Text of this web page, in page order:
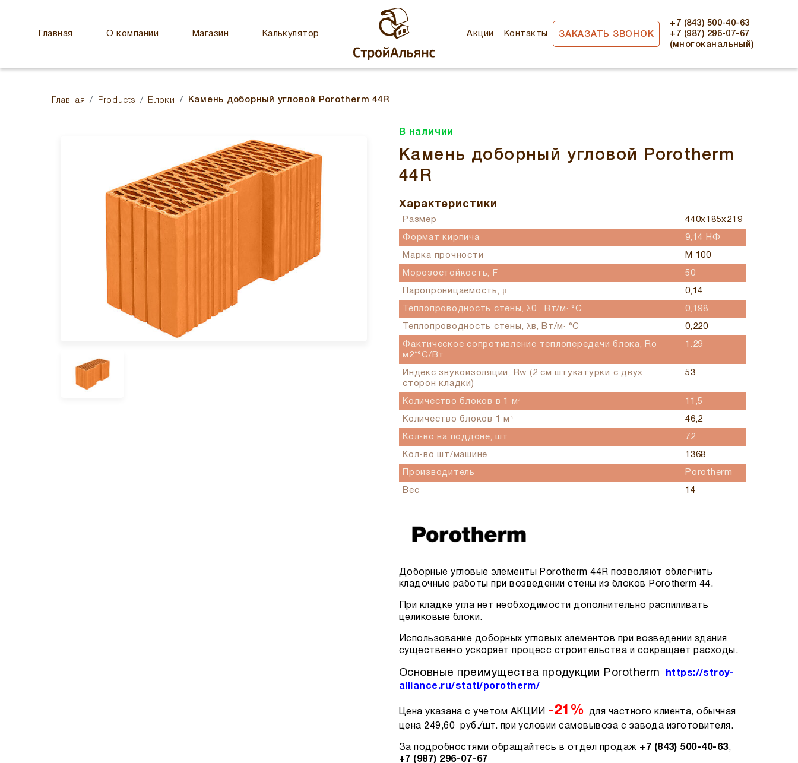
Главная О компании Магазин Калькулятор Акции Контакты ЗАКАЗАТЬ ЗВОНОК
+7 (843) 500-40-63
+7 (987) 296-07-67
(многоканальный)
Главная Products Блоки Камень доборный угловой Porotherm 44R
В наличии
Камень доборный угловой Porotherm
44R
Характеристики
Размер 440x185x219
Формат кирпича 9,14 НФ
Марка прочности М 100
Морозостойкость, F 50
Паропроницаемость, μ 0,14
Теплопроводность стены, λ0 , Вт/м· °С 0,198
Теплопроводность стены, λв, Вт/м· °С 0,220
Фактическое сопротивление теплопередачи блока, Ro
м2*°С/Вт
1.29
Индекс звукоизоляции, Rw (2 см штукатурки с двух
сторон кладки)
53
Количество блоков в 1 м² 11,5
Количество блоков 1 м³ 46,2
Кол-во на поддоне, шт 72
Кол-во шт/машине 1368
Производитель Porotherm
Вес 14
Доборные угловые элементы Porotherm 44R позволяют облегчить
кладочные работы при возведении стены из блоков Porotherm 44.
При кладке угла нет необходимости дополнительно распиливать
целиковые блоки.
Использование доборных угловых элементов при возведении здания
существенно ускоряет процесс строительства и сокращает расходы.
Основные преимущества продукции Porotherm
https://stroy-
alliance.ru/stati/porotherm/
Цена указана с учетом АКЦИИ -21%
для частного клиента, обычная
цена 249,60 руб./шт. при условии самовывоза с завода изготовителя.
За подробностями обращайтесь в отдел продаж +7 (843) 500-40-63,
+7 (987) 296-07-67